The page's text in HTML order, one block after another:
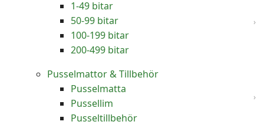
1-49 bitar
50-99 bitar
100-199 bitar
200-499 bitar
Pusselmattor & Tillbehör
Pusselmatta
Pussellim
Pusseltillbehör